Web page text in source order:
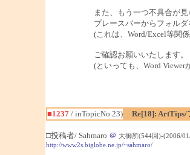
また、もう一つ不具合が見
プレースバーからフォル
(これは、Word/Excel等関
ご確認お願いいたします。
(といっても、Word
■1237/ inTopicNo.23)
Re[18]: ArtTips/
□投稿者/ Sahmaro ＠ 大御所(544回)-(2006/
http://www2s.biglobe.ne.jp/~sahmaro/